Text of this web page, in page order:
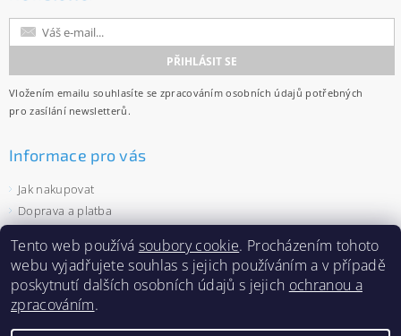
Vložením emailu souhlasíte se zpracováním osobních údajů potřebných
pro zasílání newsletterů.
Informace pro vás
Jak nakupovat
Doprava a platba
Ochrana osobních údajů
Velkoobchod
Zásady používání souborů cookies
Tento web používá soubory cookie. Procházením tohoto
webu vyjadřujete souhlas s jejich používáním a v případě
poskytnutí dalších osobních údajů s jejich ochranou a
zpracováním.